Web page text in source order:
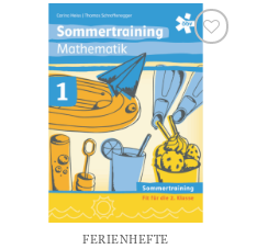
Zur
Wunschliste
hinzufügen
FERIENHEFTE